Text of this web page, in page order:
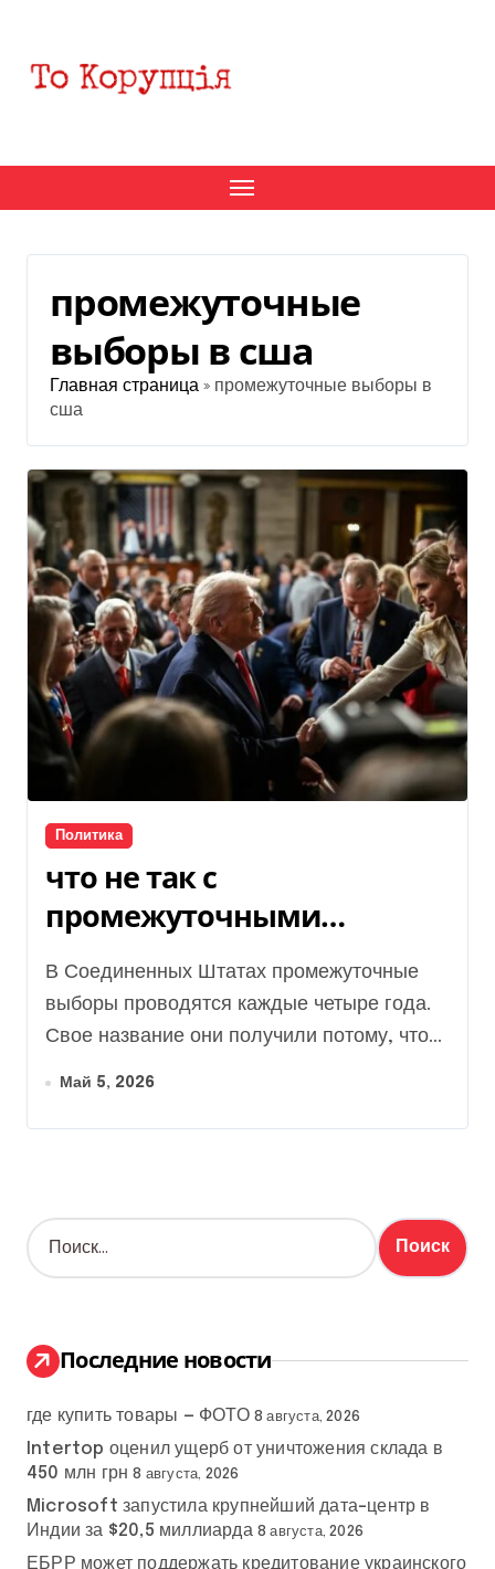
содержанию
промежуточные
выборы в сша
Главная страница » промежуточные выборы в
сша
Политика
что не так с
промежуточными
выборами и почему Трамп
идет на крайние меры
В Соединенных Штатах промежуточные
выборы проводятся каждые четыре года.
Свое название они получили потому, что...
Май 5, 2026
Н
а
:
Последние новости
где купить товары — ФОТО 8 августа, 2026
Intertop оценил ущерб от уничтожения склада в
450 млн грн 8 августа, 2026
Microsoft запустила крупнейший дата-центр в
Индии за $20,5 миллиарда 8 августа, 2026
ЕБРР может поддержать кредитование украинского